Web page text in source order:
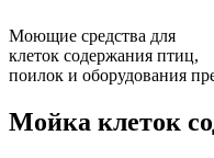
Моющие средства для
клеток содержания птиц,
поилок и оборудования
Мойка клеток